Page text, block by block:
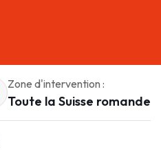
Zone d'intervention :
Toute la Suisse romande